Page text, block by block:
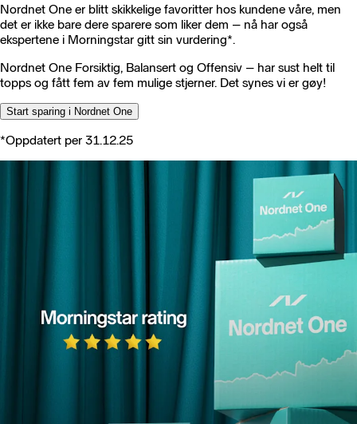
Nordnet One er blitt skikkelige favoritter hos kundene våre, men
det er ikke bare dere sparere som liker dem – nå har også
ekspertene i Morningstar gitt sin vurdering*.
Nordnet One Forsiktig, Balansert og Offensiv – har sust helt til
topps og fått fem av fem mulige stjerner. Det synes vi er gøy!
Start sparing i Nordnet One
*Oppdatert per 31.12.25